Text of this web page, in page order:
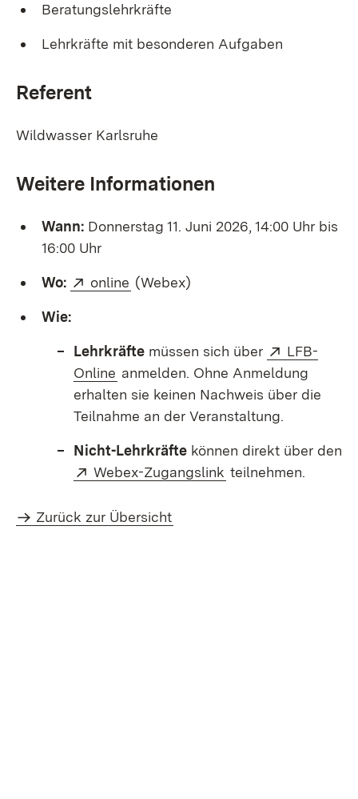
Beratungslehrkräfte
Lehrkräfte mit besonderen Aufgaben
Referent
Wildwasser Karlsruhe
Weitere Informationen
Wann: Donnerstag 11. Juni 2026, 14:00 Uhr bis
16:00 Uhr
Wo: Extern:
online (Öffnet in neuem Fenster)
(Webex)
Wie:
Lehrkräfte müssen sich über Extern:
LFB-
Online (Öffnet in neuem Fenster)
anmelden. Ohne Anmeldung
erhalten sie keinen Nachweis über die
Teilnahme an der Veranstaltung.
Nicht-Lehrkräfte können direkt über den
Extern:
Webex-Zugangslink (Öffnet in neuem
teilnehmen.
Zurück zur Übersicht